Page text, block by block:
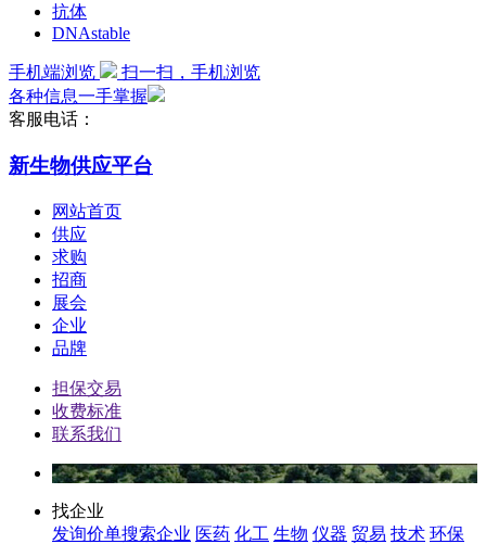
抗体
DNAstable
手机端浏览
扫一扫，手机浏览
各种信息一手掌握
客服电话：
新生物供应平台
网站首页
供应
求购
招商
展会
企业
品牌
担保交易
收费标准
联系我们
找企业
发询价单搜索企业 医药 化工 生物 仪器 贸易 技术 环保